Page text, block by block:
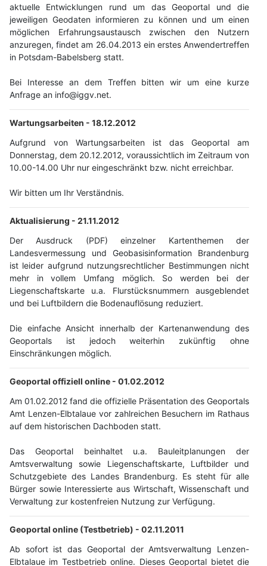
aktuelle Entwicklungen rund um das Geoportal und die
jeweiligen Geodaten informieren zu können und um einen
möglichen Erfahrungsaustausch zwischen den Nutzern
anzuregen, findet am 26.04.2013 ein erstes Anwendertreffen
in Potsdam-Babelsberg statt.
Bei Interesse an dem Treffen bitten wir um eine kurze
Anfrage an info@iggv.net.
Wartungsarbeiten - 18.12.2012
Aufgrund von Wartungsarbeiten ist das Geoportal am
Donnerstag, dem 20.12.2012, voraussichtlich im Zeitraum von
10.00-14.00 Uhr nur eingeschränkt bzw. nicht erreichbar.
Wir bitten um Ihr Verständnis.
Aktualisierung - 21.11.2012
Der Ausdruck (PDF) einzelner Kartenthemen der
Landesvermessung und Geobasisinformation Brandenburg
ist leider aufgrund nutzungsrechtlicher Bestimmungen nicht
mehr in vollem Umfang möglich. So werden bei der
Liegenschaftskarte u.a. Flurstücksnummern ausgeblendet
und bei Luftbildern die Bodenauflösung reduziert.
Die einfache Ansicht innerhalb der Kartenanwendung des
Geoportals ist jedoch weiterhin zukünftig ohne
Einschränkungen möglich.
Geoportal offiziell online - 01.02.2012
Am 01.02.2012 fand die offizielle Präsentation des Geoportals
Amt Lenzen-Elbtalaue vor zahlreichen Besuchern im Rathaus
auf dem historischen Dachboden statt.
Das Geoportal beinhaltet u.a. Bauleitplanungen der
Amtsverwaltung sowie Liegenschaftskarte, Luftbilder und
Schutzgebiete des Landes Brandenburg. Es steht für alle
Bürger sowie Interessierte aus Wirtschaft, Wissenschaft und
Verwaltung zur kostenfreien Nutzung zur Verfügung.
Geoportal online (Testbetrieb) - 02.11.2011
Ab sofort ist das Geoportal der Amtsverwaltung Lenzen-
Elbtalaue im Testbetrieb online. Dieses Geoportal bietet die